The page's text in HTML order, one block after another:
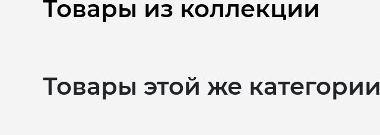
Товары из коллекции
Товары этой же категории